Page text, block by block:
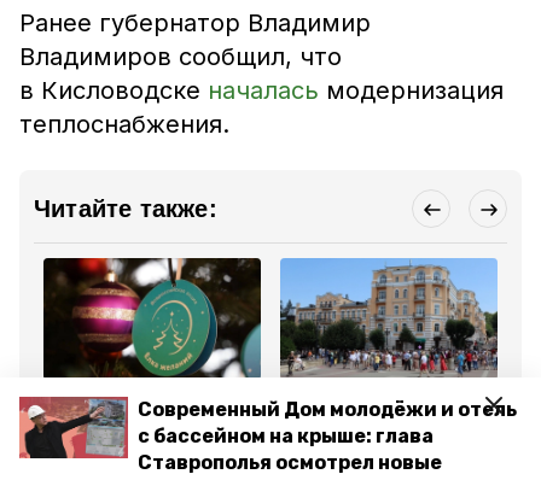
Современный Дом молодёжи и отель
с бассейном на крыше: глава
Ставрополья осмотрел новые
Ранее губернатор Владимир
Владимиров сообщил, что
в Кисловодске началась модернизация
теплоснабжения.
Читайте также:
16 декабря 2025, 16:27
Губернатор пригласил
ставропольцев
поучаствовать в «Ёлке
23 декабря 2025, 16:52
Более 4,5 тыс. новых
койко-мест появится в
Кисловодске